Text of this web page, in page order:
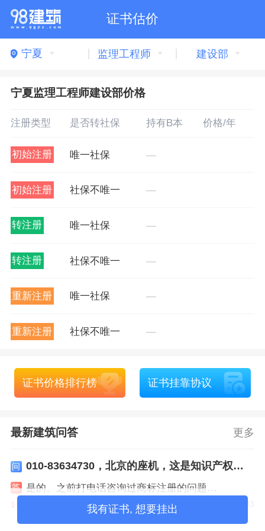
证书估价
宁夏 监理工程师 建设部
宁夏监理工程师建设部价格
注册类型 是否转社保 持有B本 价格/年
初始注册 唯一社保 —
初始注册 社保不唯一 —
转注册 唯一社保 —
转注册 社保不唯一 —
重新注册 唯一社保 —
重新注册 社保不唯一 —
证书价格排行榜 证书挂靠协议
最新建筑问答 更多
问 010-83634730，北京的座机，这是知识产权局的电话吗
答 是的。之前打电话咨询过商标注册的问题…
1 2021-12-31 21:46:33
我有证书, 想要挂出